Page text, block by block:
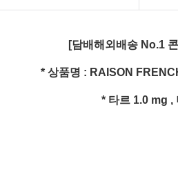
[담배해외배송 No.1
* 상품명 : RAISON
* 타르 1.0 mg ,